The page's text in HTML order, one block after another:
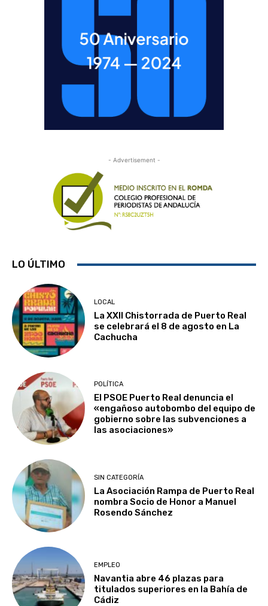
- Advertisement -
LO ÚLTIMO
LOCAL
La XXII Chistorrada de Puerto Real
se celebrará el 8 de agosto en La
Cachucha
POLÍTICA
El PSOE Puerto Real denuncia el
«engañoso autobombo del equipo de
gobierno sobre las subvenciones a
las asociaciones»
SIN CATEGORÍA
La Asociación Rampa de Puerto Real
nombra Socio de Honor a Manuel
Rosendo Sánchez
EMPLEO
Navantia abre 46 plazas para
titulados superiores en la Bahía de
Cádiz